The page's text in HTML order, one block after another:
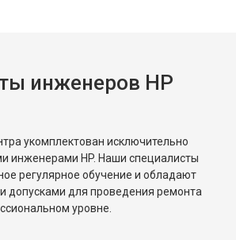
инженеров HP
укомплектован исключительно
инженерами HP. Наши специалисты
регулярное обучение и обладают
допусками для проведения ремонта
уровне.